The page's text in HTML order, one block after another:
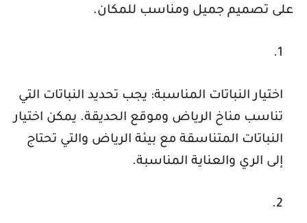
على تصميم جميل ومناسب للمكان.
اختيار النباتات المناسبة: يجب تحديد النباتات التي
تناسب مناخ الرياض وموقع الحديقة. يمكن اختيار
النباتات المتناسقة مع بيئة الرياض والتي تحتاج
إلى الري والعناية المناسبة.